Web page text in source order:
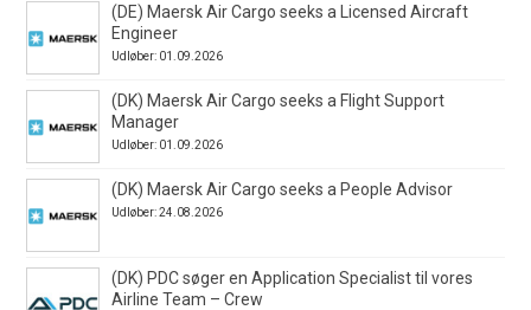
(DE) Maersk Air Cargo seeks a Licensed Aircraft
Engineer
Udløber: 01.09.2026
(DK) Maersk Air Cargo seeks a Flight Support
Manager
Udløber: 01.09.2026
(DK) Maersk Air Cargo seeks a People Advisor
Udløber: 24.08.2026
(DK) PDC søger en Application Specialist til vores
Airline Team – Crew